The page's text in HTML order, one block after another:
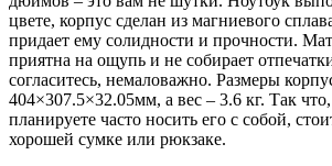
(9s7-
182421-
206)
цвете, корпус сделан из магниевого
придает ему солидности и прочности.
приятна на ощупь и не собирает
согласитесь, немаловажно. Размеры
404×307.5×32.05мм, а вес – 3.6 кг. Так
планируете часто носить его с собой,
хорошей сумке или рюкзаке.